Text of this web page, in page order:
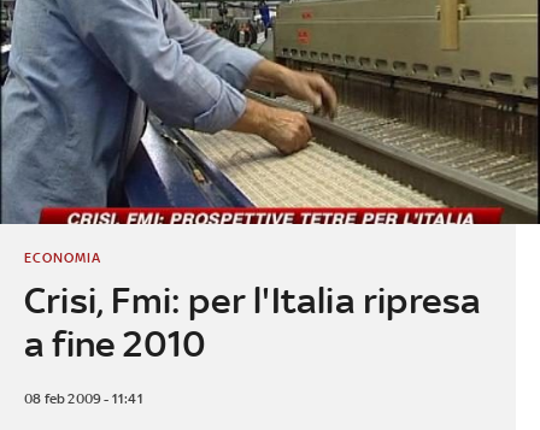
Crisi, Fmi: per l'Italia ripresa
a fine 2010
ECONOMIA
08 feb 2009 - 11:41